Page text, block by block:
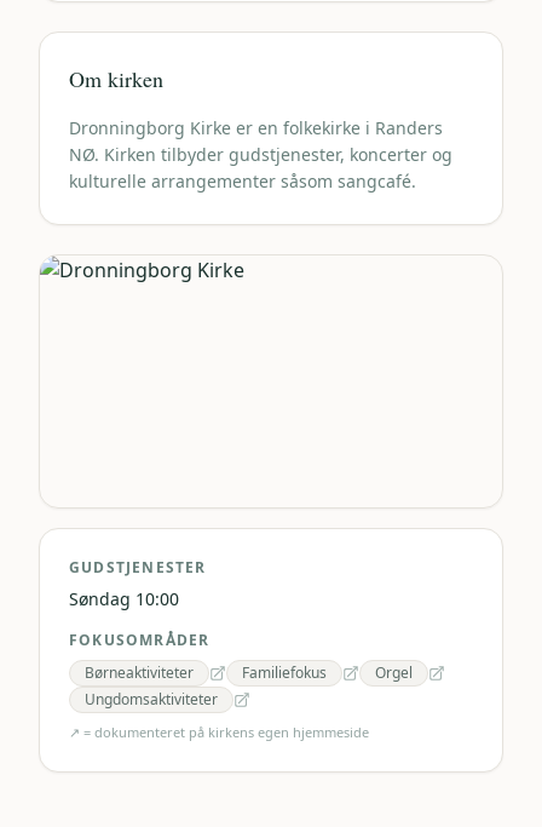
Om kirken
Dronningborg Kirke er en folkekirke i Randers
NØ. Kirken tilbyder gudstjenester, koncerter og
kulturelle arrangementer såsom sangcafé.
GUDSTJENESTER
Søndag 10:00
FOKUSOMRÅDER
Børneaktiviteter
Familiefokus
Orgel
Ungdomsaktiviteter
↗ = dokumenteret på kirkens egen hjemmeside